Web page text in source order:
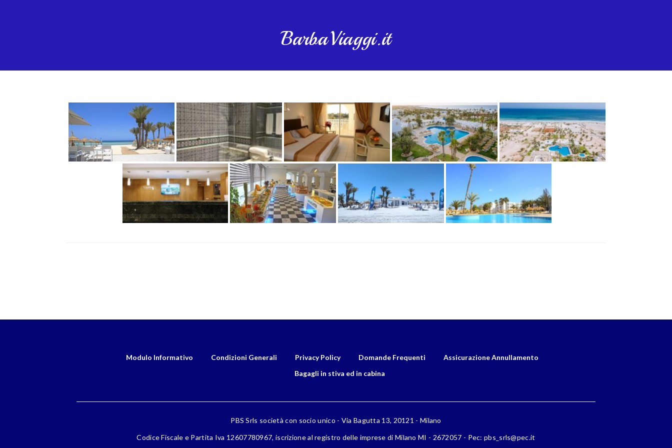
BarbaViaggi.it
Modulo Informativo Condizioni Generali Privacy Policy Domande Frequenti
Assicurazione Annullamento
Bagagli in stiva ed in cabina
PBS Srls società con socio unico - Via Bagutta 13, 20121 - Milano
Codice Fiscale e Partita Iva 12607780967, iscrizione al registro delle imprese di Milano MI - 2672057 - Pec: pbs_srls@pec.it